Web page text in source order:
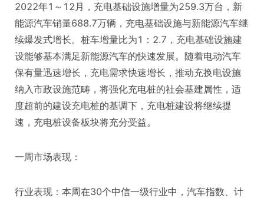
2022年1～12月，充电基础设施增量为259.3万台，新
能源汽车销量688.7万辆，充电基础设施与新能源汽车继
续爆发式增长。桩车增量比为1：2.7，充电基础设施建
设能够基本满足新能源汽车的快速发展。随着电动汽车
保有量迅速增长，充电需求快速增长，推动充换电设施
纳入市政设施范畴，将强化充电桩的社会基建属性，适
度超前的建设充电桩的基调下，充电桩建设将继续提
速，充电桩设备板块将充分受益。
一周市场表现：
行业表现：本周在30个中信一级行业中，汽车指数、计